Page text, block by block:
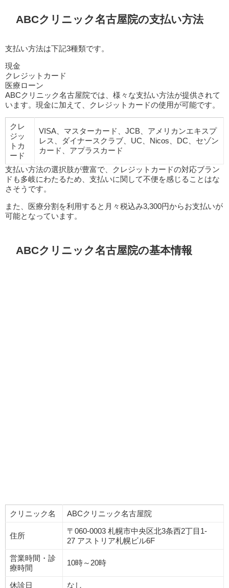
ABCクリニック名古屋院の支払い方法
支払い方法は下記3種類です。
現金
クレジットカード
医療ローン
ABCクリニック名古屋院では、様々な支払い方法が提供されて
います。現金に加えて、クレジットカードの使用が可能です。
クレ
ジッ
トカ
ード
VISA、マスターカード、JCB、アメリカンエキスプ
レス、ダイナースクラブ、UC、Nicos、DC、セゾン
カード、アプラスカード
支払い方法の選択肢が豊富で、クレジットカードの対応ブラン
ドも多岐にわたるため、支払いに関して不便を感じることはな
さそうです。
また、医療分割を利用すると月々税込み3,300円からお支払いが
可能となっています。
ABCクリニック名古屋院の基本情報
クリニック名 ABCクリニック名古屋院
住所
〒060-0003 札幌市中央区北3条西2丁目1-
27 アストリア札幌ビル6F
営業時間・診
療時間
10時～20時
休診日 なし